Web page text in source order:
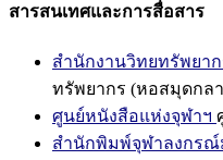
สารสนเทศและการสื่อสาร
สำนักงานวิทยทรัพยา
ทรัพยากร (หอสมุดกล
ศูนย์หนังสือแห่งจุฬาฯ
สำนักพิมพ์จุฬาลงกรณ์